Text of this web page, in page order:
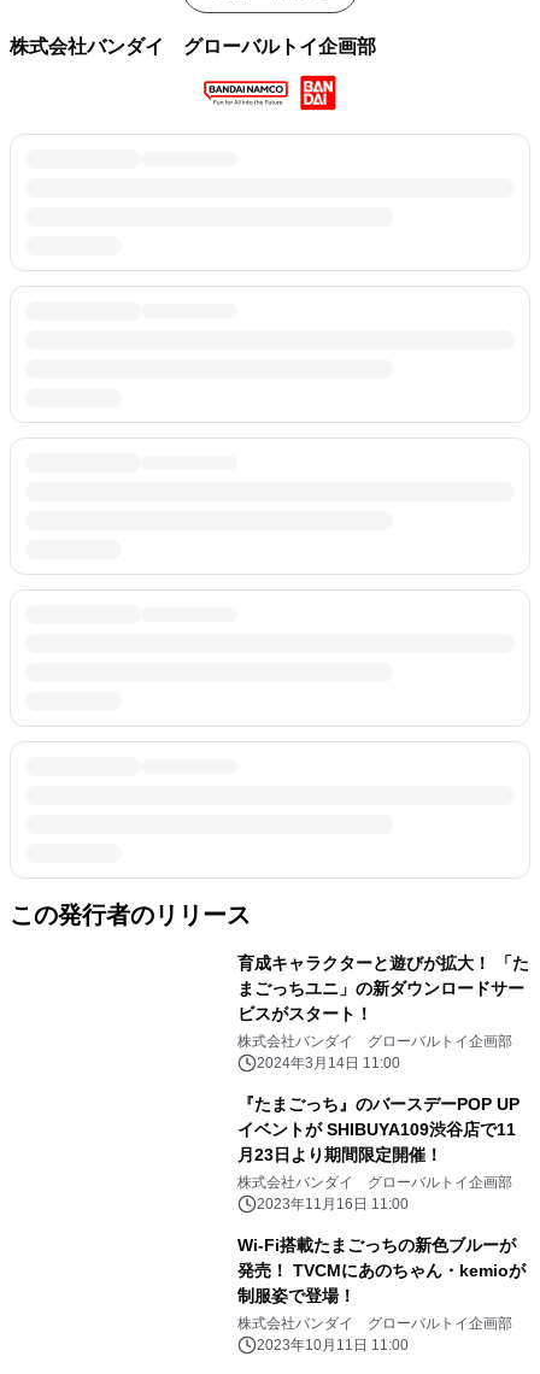
株式会社バンダイ グローバルトイ企画部
この発行者のリリース
育成キャラクターと遊びが拡大！ 「た
まごっちユニ」の新ダウンロードサー
ビスがスタート！
株式会社バンダイ グローバルトイ企画部
2024年3月14日 11:00
『たまごっち』のバースデーPOP UP
イベントが SHIBUYA109渋谷店で11
月23日より期間限定開催！
株式会社バンダイ グローバルトイ企画部
2023年11月16日 11:00
Wi-Fi搭載たまごっちの新色ブルーが
発売！ TVCMにあのちゃん・kemioが
制服姿で登場！
株式会社バンダイ グローバルトイ企画部
2023年10月11日 11:00